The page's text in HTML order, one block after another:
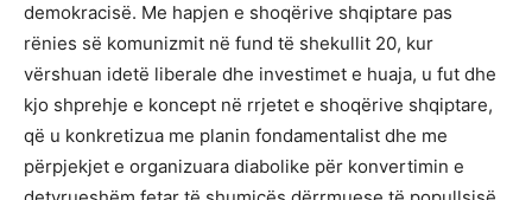
demokracisë. Me hapjen e shoqërive shqiptare pas
rënies së komunizmit në fund të shekullit 20, kur
vërshuan idetë liberale dhe investimet e huaja, u fut dhe
kjo shprehje e koncept në rrjetet e shoqërive shqiptare,
që u konkretizua me planin fondamentalist dhe me
përpjekjet e organizuara diabolike për konvertimin e